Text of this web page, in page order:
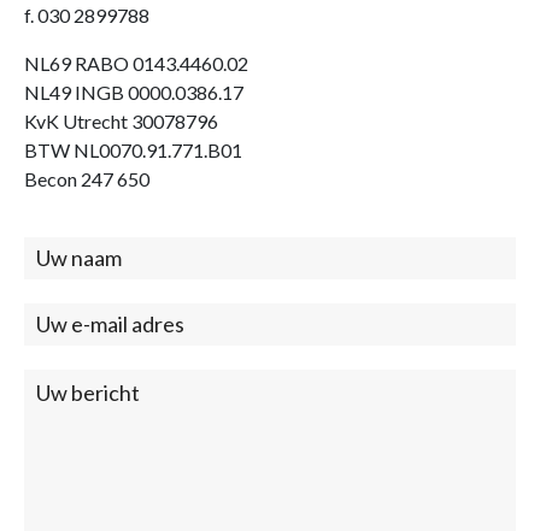
f. 030 2899788
NL69 RABO 0143.4460.02
NL49 INGB 0000.0386.17
KvK Utrecht 30078796
BTW NL0070.91.771.B01
Becon 247 650
Contact